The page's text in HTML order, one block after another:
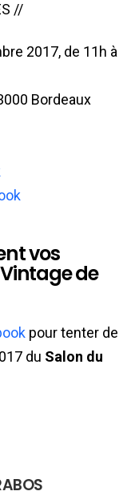
//
2017, de 11h à
Bordeaux
vos
de
pour tenter de
du Salon du